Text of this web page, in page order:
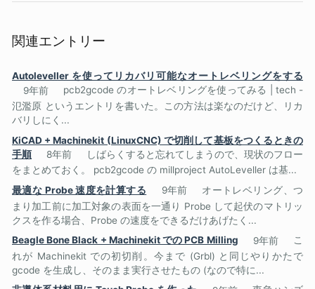
関連エントリー
Autoleveller を使ってリカバリ可能なオートレベリングをする
9年前
pcb2gcode のオートレベリングを使ってみる | tech -
氾濫原 というエントリを書いた。この方法は楽なのだけど、リカ
バリしにく...
KiCAD + Machinekit (LinuxCNC) で切削して基板をつくるときの
手順
8年前
しばらくすると忘れてしまうので、現状のフロー
をまとめておく。 pcb2gcode の millproject AutoLeveller は基...
最適な Probe 速度を計算する
9年前
オートレベリング、つ
まり加工前に加工対象の表面を一通り Probe して起伏のマトリッ
クスを作る場合、Probe の速度をできるだけあげたく...
Beagle Bone Black + Machinekit での PCB Milling
9年前
こ
れが Machinekit での初切削。今まで (Grbl) と同じやりかたで
gcode を生成し、そのまま実行させたもの (なので特に...